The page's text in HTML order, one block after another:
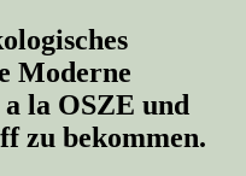
Moderne
la OSZE und
zu bekommen.